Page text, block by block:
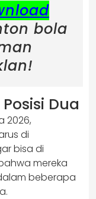
bola
Dua
2026,
di
bisa di
mereka
beberapa